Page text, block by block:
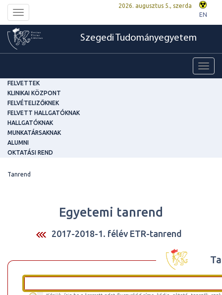
Toggle
navigation
2026. augusztus 5., szerda
EN
Szegedi Tudományegyetem
FELVETTEK
KLINIKAI KÖZPONT
FELVÉTELIZŐKNEK
FELVETT HALLGATÓKNAK
HALLGATÓKNAK
MUNKATÁRSAKNAK
ALUMNI
OKTATÁSI REND
Tanrend
Egyetemi tanrend
2017-2018-1. félév ETR-tanrend